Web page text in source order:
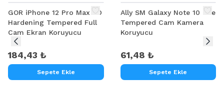
GOR iPhone 12 Pro Max 9D
Hardening Tempered Full
Cam Ekran Koruyucu
184,43 ₺
Sepete Ekle
Ally SM Galaxy Note 10 Lite
Tempered Cam Kamera
Koruyucu
61,48 ₺
Sepete Ekle